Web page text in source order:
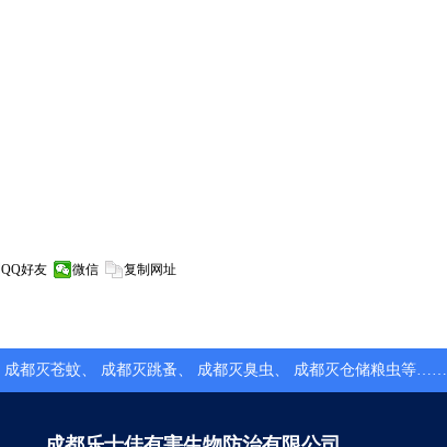
QQ好友 微信 复制网址
成都灭苍蚊、 成都灭跳蚤、 成都灭臭虫、 成都灭仓储粮虫等……